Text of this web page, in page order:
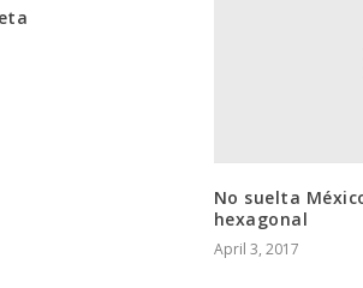
No suelta
hexagonal
April 3, 2017